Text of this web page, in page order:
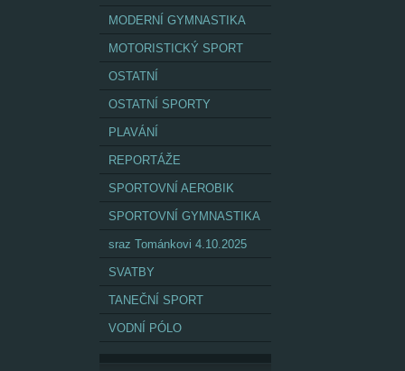
MODERNÍ GYMNASTIKA
MOTORISTICKÝ SPORT
OSTATNÍ
OSTATNÍ SPORTY
PLAVÁNÍ
REPORTÁŽE
SPORTOVNÍ AEROBIK
SPORTOVNÍ GYMNASTIKA
sraz Tománkovi 4.10.2025
SVATBY
TANEČNÍ SPORT
VODNÍ PÓLO